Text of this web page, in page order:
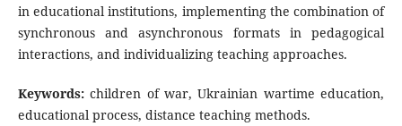
in educational institutions, implementing the combination of
synchronous and asynchronous formats in pedagogical
interactions, and individualizing teaching approaches.
Keywords:children of war, Ukrainian wartime education,
educational process, distance teaching methods.